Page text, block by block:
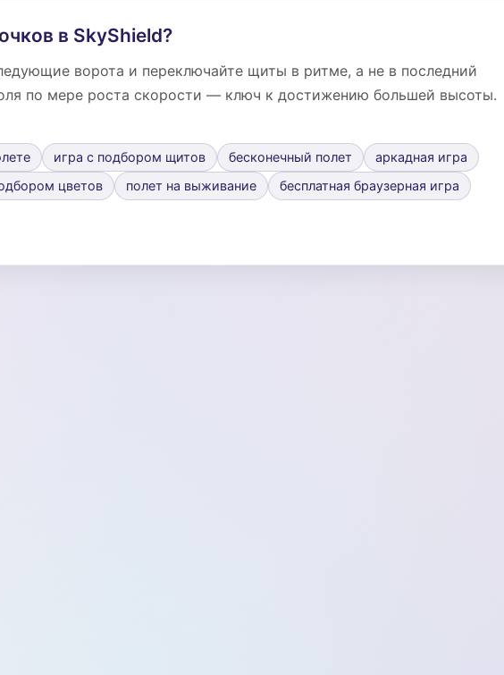
в SkyShield?
ворота и переключайте щиты в ритме, а не в последний
по мере роста скорости — ключ к достижению большей высоты.
игра с подбором щитов бесконечный полет
аркадная игра
цветов полет на выживание
бесплатная браузерная игра